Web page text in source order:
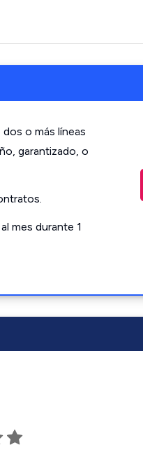
o más líneas
garantizado, o
mes durante 1